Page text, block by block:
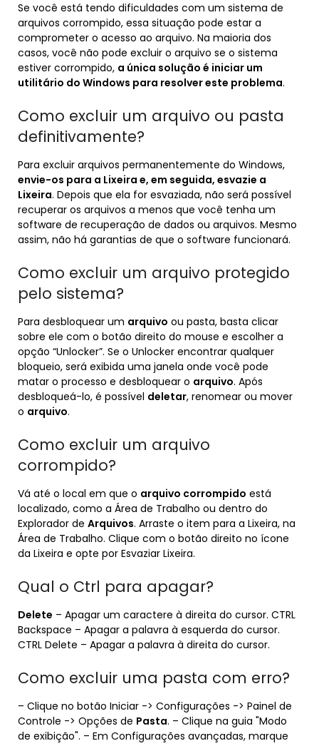
Se você está tendo dificuldades com um sistema de
arquivos corrompido, essa situação pode estar a
comprometer o acesso ao arquivo. Na maioria dos
casos, você não pode excluir o arquivo se o sistema
estiver corrompido, a única solução é iniciar um
utilitário do Windows para resolver este problema.
Como excluir um arquivo ou pasta
definitivamente?
Para excluir arquivos permanentemente do Windows,
envie-os para a Lixeira e, em seguida, esvazie a
Lixeira. Depois que ela for esvaziada, não será possível
recuperar os arquivos a menos que você tenha um
software de recuperação de dados ou arquivos. Mesmo
assim, não há garantias de que o software funcionará.
Como excluir um arquivo protegido
pelo sistema?
Para desbloquear um arquivo ou pasta, basta clicar
sobre ele com o botão direito do mouse e escolher a
opção “Unlocker”. Se o Unlocker encontrar qualquer
bloqueio, será exibida uma janela onde você pode
matar o processo e desbloquear o arquivo. Após
desbloqueá-lo, é possível deletar, renomear ou mover
o arquivo.
Como excluir um arquivo
corrompido?
Vá até o local em que o arquivo corrompido está
localizado, como a Área de Trabalho ou dentro do
Explorador de Arquivos. Arraste o item para a Lixeira, na
Área de Trabalho. Clique com o botão direito no ícone
da Lixeira e opte por Esvaziar Lixeira.
Qual o Ctrl para apagar?
Delete – Apagar um caractere à direita do cursor. CTRL
Backspace – Apagar a palavra à esquerda do cursor.
CTRL Delete – Apagar a palavra à direita do cursor.
Como excluir uma pasta com erro?
– Clique no botão Iniciar -> Configurações -> Painel de
Controle -> Opções de Pasta. – Clique na guia "Modo
de exibição". – Em Configurações avançadas, marque